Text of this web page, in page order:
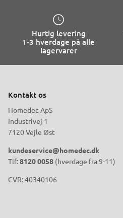
Hurtig levering
1-3 hverdage på alle
lagervarer
Kontakt os
Homedec ApS
Industrivej 1
7120 Vejle Øst
kundeservice@homedec.dk
Tlf:8120 0058 (hverdage fra 9-11)
CVR: 40340106